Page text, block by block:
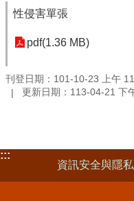
性侵害單張
pdf(1.36 MB)
刊登日期：101-10-23 上午
更新日期：113-04-21 下
:::
資訊安全與隱